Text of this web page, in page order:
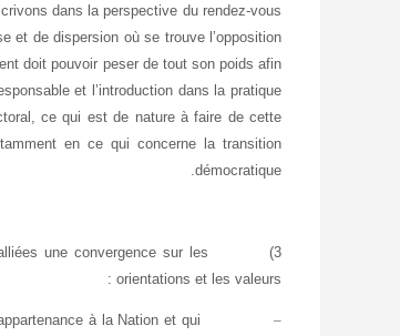
dans la perspective du rendez-vous
et de dispersion où se trouve l’opposition
doit pouvoir peser de tout son poids afin
et l’introduction dans la pratique
ce qui est de nature à faire de cette
en ce qui concerne la transition
démocratique.
3)
une convergence sur les
orientations et les valeurs :
–
à la Nation et qui